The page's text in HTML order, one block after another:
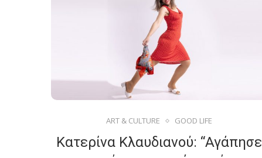
ART & CULTURE GOOD LIFE
Κατερίνα Κλαυδιανού: “Αγάπησε